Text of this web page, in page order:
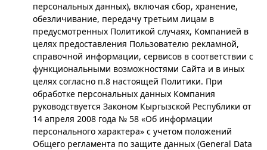
персональных данных), включая сбор, хранение,
обезличивание, передачу третьим лицам в
предусмотренных Политикой случаях, Компанией в
целях предоставления Пользователю рекламной,
справочной информации, сервисов в соответствии с
функциональными возможностями Сайта и в иных
целях согласно п.8 настоящей Политики. При
обработке персональных данных Компания
руководствуется Законом Кыргызской Республики от
14 апреля 2008 года № 58 «Об информации
персонального характера» с учетом положений
Общего регламента по защите данных (General Data